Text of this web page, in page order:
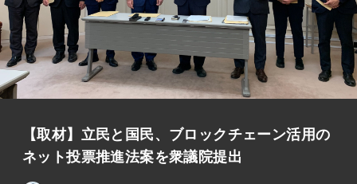
【取材】立民と国民、ブロックチェーン活用の
ネット投票推進法案を衆議院提出